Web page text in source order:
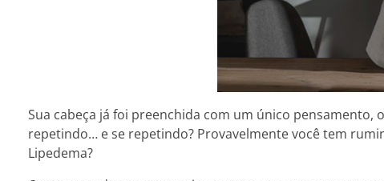
Sua cabeça já foi preenchida com um único
repetindo… e se repetindo? Provavelmente você tem
Lipedema?